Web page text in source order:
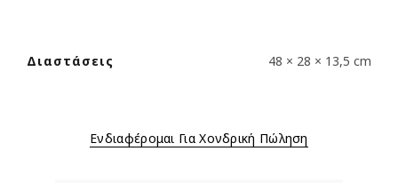
Διαστάσεις 48 × 28 × 13,5 cm
Ενδιαφέρομαι Για Χονδρική Πώληση